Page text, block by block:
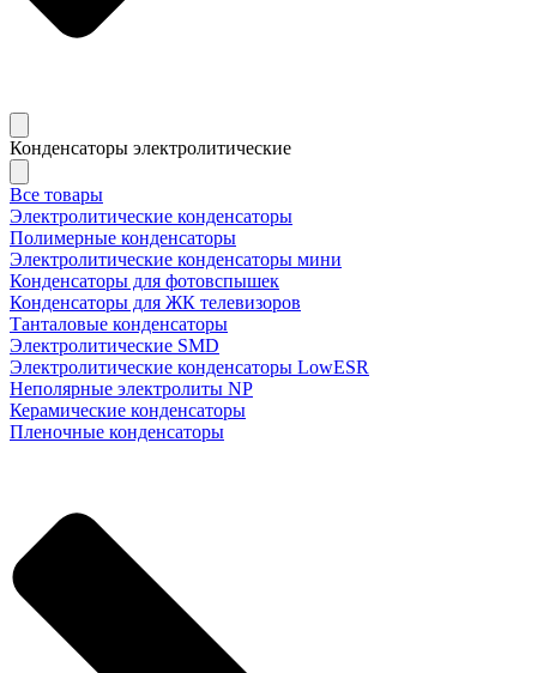
Конденсаторы электролитические
Все товары
Электролитические конденсаторы
Полимерные конденсаторы
Электролитические конденсаторы мини
Конденсаторы для фотовспышек
Конденсаторы для ЖК телевизоров
Танталовые конденсаторы
Электролитические SMD
Электролитические конденсаторы LowESR
Неполярные электролиты NP
Керамические конденсаторы
Пленочные конденсаторы